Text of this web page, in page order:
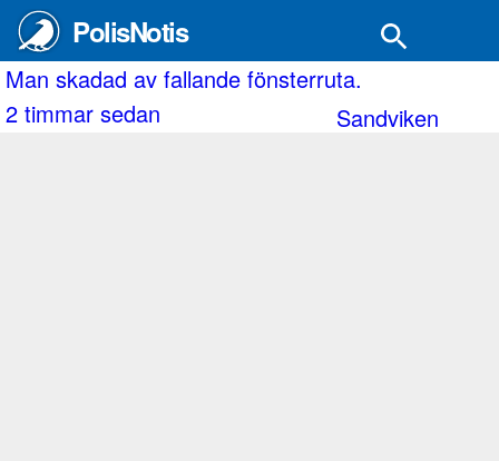
PolisNotis
Sandviken
Misstänkt misshandel i
2 timmar sedan
Inringaren såg när paketet s